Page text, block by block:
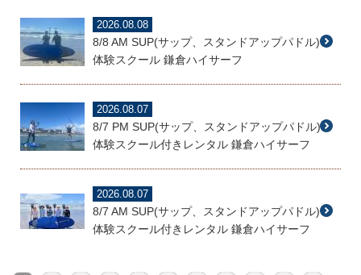
2026.08.08
8/8 AM SUP(サップ、スタンドアップパドル)
体験スクール 鎌倉ハイサーフ
2026.08.07
8/7 PM SUP(サップ、スタンドアップパドル)
体験スクール付きレンタル 鎌倉ハイサーフ
2026.08.07
8/7 AM SUP(サップ、スタンドアップパドル)
体験スクール付きレンタル 鎌倉ハイサーフ